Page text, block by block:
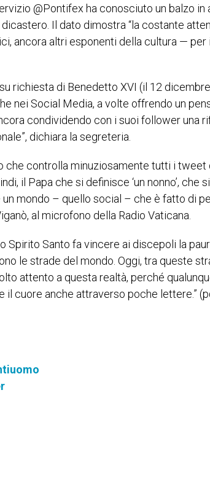
@Pontifex ha conosciuto un balzo in
Il dato dimostra “la costante
ancora altri esponenti della cultura —
richiesta di Benedetto XVI (il 12
nei Social Media, a volte offrendo un
condividendo con i suoi follower una
dichiara la segreteria.
che controlla minuziosamente tutti i tweet
il Papa che si definisce ‘un nonno’, che
mondo – quello social – che è fatto di
al microfono della Radio Vaticana.
Spirito Santo fa vincere ai discepoli la
le strade del mondo. Oggi, tra queste
attento a questa realtà, perché
il cuore anche attraverso poche lettere.”